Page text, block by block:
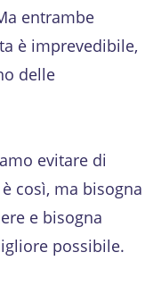
entrambe
è imprevedibile,
delle
evitare di
così, ma bisogna
e bisogna
possibile.